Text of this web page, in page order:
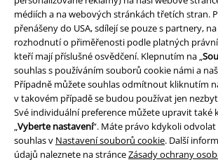
médiích a na webových stránkách třetích stran.
přenášeny do USA, sdílejí se pouze s partnery,
rozhodnutí o přiměřenosti podle platných
kteří mají příslušné osvědčení. Klepnutím na „
souhlas s používáním souborů cookie námi a
Případně můžete souhlas odmítnout kliknutím
v takovém případě se budou používat jen
Své individuální preference můžete upravit také
„Vyberte nastavení“. Máte právo kdykoli
souhlas v Nastavení souborů cookie. Další
údajů naleznete na stránceZásady ochrany